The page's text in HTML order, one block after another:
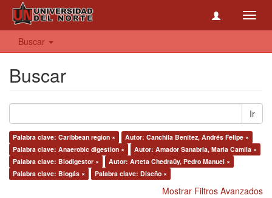
Buscar
Buscar
Ir
Palabra clave: Caribbean region ×
Autor: Canchila Benítez, Andrés Felipe ×
Palabra clave: Anaerobic digestion ×
Autor: Amador Sanabria, Maria Camila ×
Palabra clave: Biodigestor ×
Autor: Arteta Chedraüy, Pedro Manuel ×
Palabra clave: Biogás ×
Palabra clave: Diseño ×
Mostrar Filtros Avanzados